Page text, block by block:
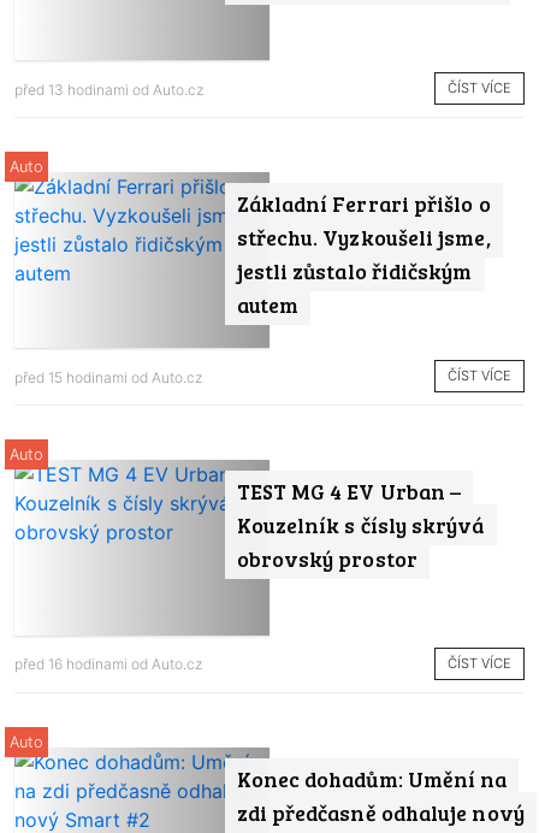
před 13 hodinami od Auto.cz ČÍST VÍCE
Základní Ferrari přišlo o
střechu. Vyzkoušeli jsme,
jestli zůstalo řidičským
autem
Auto
před 15 hodinami od Auto.cz ČÍST VÍCE
TEST MG 4 EV Urban –
Kouzelník s čísly skrývá
obrovský prostor
Auto
před 16 hodinami od Auto.cz ČÍST VÍCE
Konec dohadům: Umění na
zdi předčasně odhaluje nový
Auto